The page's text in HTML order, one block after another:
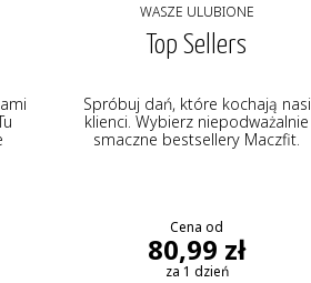
WASZE ULUBIONE
Top Sellers
Spróbuj dań, które kochają nasi
klienci. Wybierz niepodważalnie
smaczne bestsellery Maczfit.
Cena od
80,99 zł
za 1 dzień